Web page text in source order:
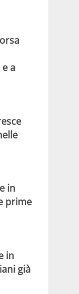
a
in
prime
in
già